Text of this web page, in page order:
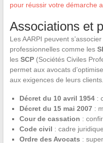
pour réussir votre démarche
Associations et
Les AARPI peuvent
professionnelles comme les
les SCP(Sociétés Civiles
permet aux avocats
aux exigences de leurs clients.
Décret du 10 avril 1954:
Décret du 15 mai 2007:
Cour de cassation :
Code civil : cadre juridique
Ordre des Avocats :